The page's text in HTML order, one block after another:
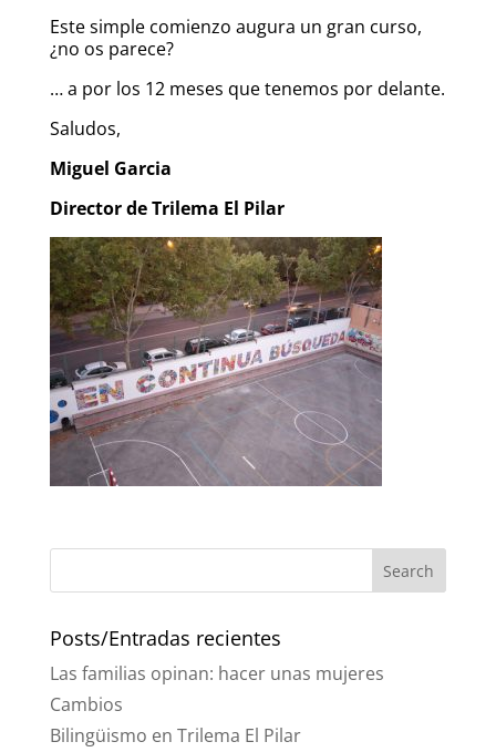
Este simple comienzo augura un gran curso,
¿no os parece?
… a por los 12 meses que tenemos por delante.
Saludos,
Miguel Garcia
Director de Trilema El Pilar
Posts/Entradas recientes
Las familias opinan: hacer unas mujeres
Cambios
Bilingüismo en Trilema El Pilar